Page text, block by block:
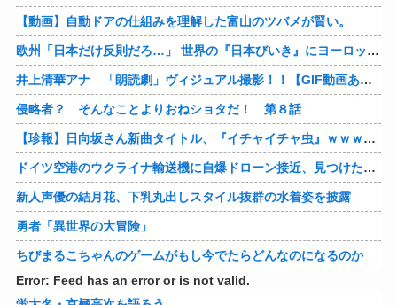
【動画】自動ドアの仕組みを理解した富山のツバメが賢い。
欧州「日本だけ反則だろ…」 世界の『日本びいき』にヨーロッパ全土から不満の声
井上清華アナ 「朗読劇」ヴィジュアル撮影！！【GIF動画あり】
侵略者？ そんなことよりおねショタだ！ 第８話
【珍報】日向坂さん新曲タイトル、『イチャイチャ虫』ｗｗｗ★2
ドイツ空港のウクライナ輸送機に自爆ドローン接近、見つけた空港職員が蹴り落とす…高性能プラスチック爆弾搭載！
新人声優の結月花、下乳丸出しスタイル抜群の水着姿を披露
勇者「異世界の大冒険」
ちびまるこちゃんのゲームがもし今でたらどんなのになるのか
Error: Feed has an error or is not valid.